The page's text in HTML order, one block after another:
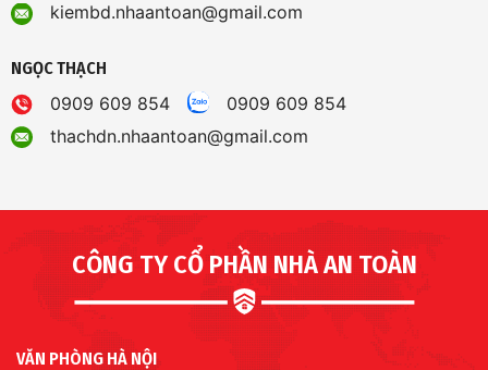
kiembd.nhaantoan@gmail.com
NGỌC THẠCH
0909 609 854
0909 609 854
thachdn.nhaantoan@gmail.com
CÔNG TY CỔ PHẦN NHÀ AN TOÀN
VĂN PHÒNG HÀ NỘI